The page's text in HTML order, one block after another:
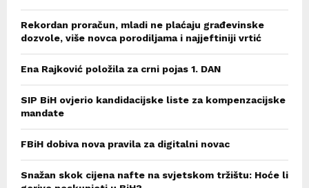
Rekordan proračun, mladi ne plaćaju građevinske
dozvole, više novca porodiljama i najjeftiniji vrtić
Ena Rajković položila za crni pojas 1. DAN
SIP BiH ovjerio kandidacijske liste za kompenzacijske
mandate
FBiH dobiva nova pravila za digitalni novac
Snažan skok cijena nafte na svjetskom tržištu: Hoće li